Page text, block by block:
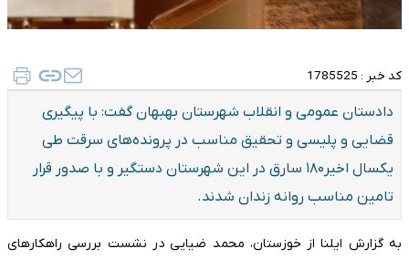
کد خبر : 1785525
دادستان عمومی و انقلاب شهرستان بهبهان گفت: با پیگیری
قضایی و پلیسی و تحقیق مناسب در پرونده‌های سرقت طی
یکسال اخیر۱۸۰ سارق در این شهرستان دستگیر و با صدور قرار
تامین مناسب روانه زندان شدند.
به گزارش ایلنا از خوزستان، محمد ضیایی در نشست بررسی راهکارهای